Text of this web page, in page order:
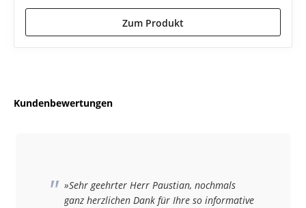
Zum Produkt
Kundenbewertungen
»Sehr geehrter Herr Paustian, nochmals
ganz herzlichen Dank für Ihre so informative